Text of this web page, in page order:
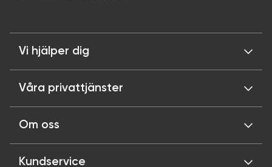
Vi hjälper dig
Våra privattjänster
Om oss
Kundservice